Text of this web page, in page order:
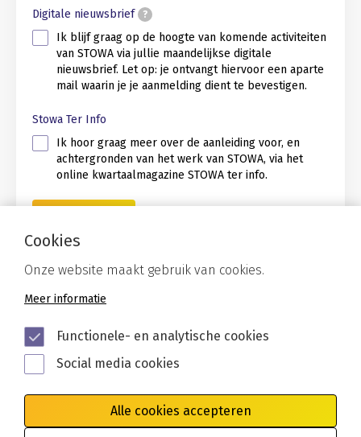
Digitale nieuwsbrief ?
Ik blijf graag op de hoogte van komende activiteiten
van STOWA via jullie maandelijkse digitale
nieuwsbrief. Let op: je ontvangt hiervoor een aparte
mail waarin je je aanmelding dient te bevestigen.
Stowa Ter Info
Ik hoor graag meer over de aanleiding voor, en
achtergronden van het werk van STOWA, via het
online kwartaalmagazine STOWA ter info.
Cookies
Onze website maakt gebruik van cookies.
Meer informatie
Functionele- en analytische cookies
Social media cookies
Alle cookies accepteren